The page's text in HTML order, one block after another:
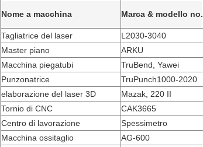
Nome a macchina Marca & modello no.
Tagliatrice del laser L2030-3040
Master piano
ARKU
Macchina piegatubi
TruBend, Yawei
Punzonatrice
TruPunch1000-2020
elaborazione del laser 3D
Mazak, 220 II
Tornio di CNC
CAK3665
Centro di lavorazione
Spessimetro
Macchina ossitaglio
AG-600